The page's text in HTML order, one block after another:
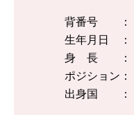
背番号
生年月日 ：
身 長 ：
ポジション
出身国 ：